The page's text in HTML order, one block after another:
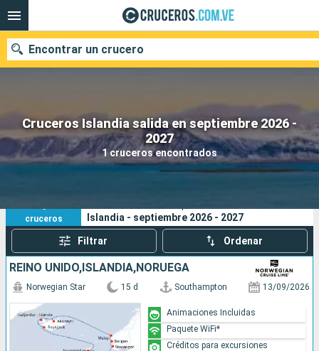
Cruceros Islandia salida en septiembre 2026 -
2027
1 cruceros encontrados
Encontrar un crucero
Nuestros destinos
Fecha de salida
Buscar
1
cruceros
Islandia - septiembre 2026 - 2027
Filtrar Ordenar
REINO UNIDO,ISLANDIA,NORUEGA
Norwegian Star 15 d Southampton 13/09/2026
Animaciones Incluidas
Paquete WiFi*
Créditos para excursiones